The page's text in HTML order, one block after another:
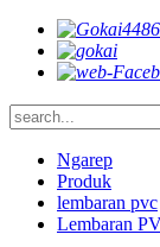
Ngarep
Produk
lembaran pvc
Lembaran